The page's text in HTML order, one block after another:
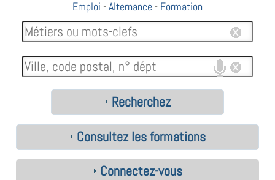
Emploi -Alternance - Formation
Recherchez
Consultez les formations
Connectez-vous